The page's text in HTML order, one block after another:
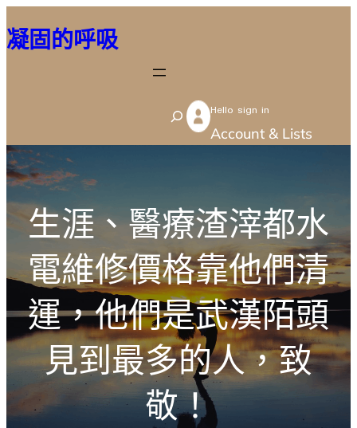
至
容
凝固的呼吸
S
e
c
h
Hello sign in
Account & Lists
生涯、醫療渣滓都水
電維修價格靠他們清
運，他們是武漢陌頭
見到最多的人，致
敬！